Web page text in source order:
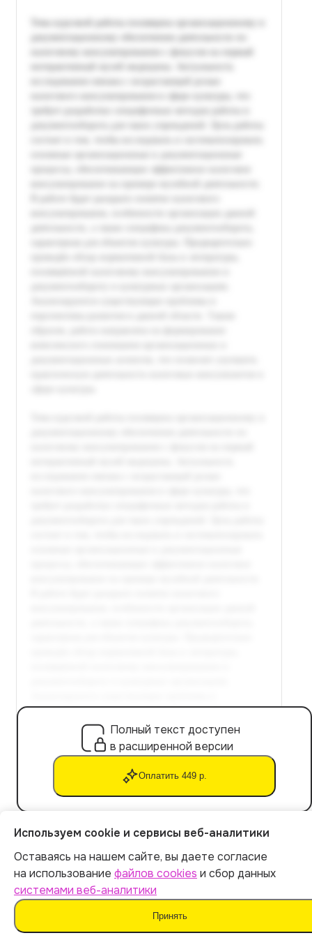
Полный текст доступен
в расширенной версии
Оплатить 449 р.
Заключение
В заключении подводятся итоги исследования,
отражается актуальность и достижение целей работы.
Итог:449р.
Оплатить
Используем cookie и сервисы веб-аналитики
Оставаясь на нашем сайте, вы даете согласие
на использование файлов cookies и сбор данных
системами веб-аналитики
Принять